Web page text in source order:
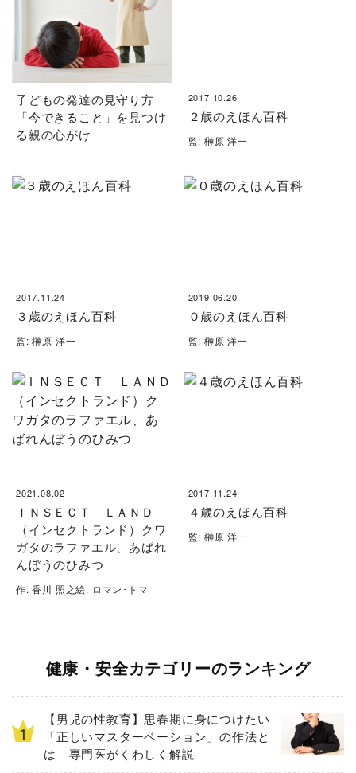
子どもの発達の見守り方
「今できること」を見つけ
る親の心がけ
2017.10.26
２歳のえほん百科
監: 榊原 洋一
2017.11.24
３歳のえほん百科
監: 榊原 洋一
2019.06.20
０歳のえほん百科
監: 榊原 洋一
2021.08.02
ＩＮＳＥＣＴ ＬＡＮＤ
（インセクトランド）クワ
ガタのラファエル、あばれ
んぼうのひみつ
作: 香川 照之絵: ロマン･トマ
2017.11.24
４歳のえほん百科
監: 榊原 洋一
健康・安全カテゴリーのランキング
【男児の性教育】思春期に身につけたい
「正しいマスターベーション」の作法と
は 専門医がくわしく解説